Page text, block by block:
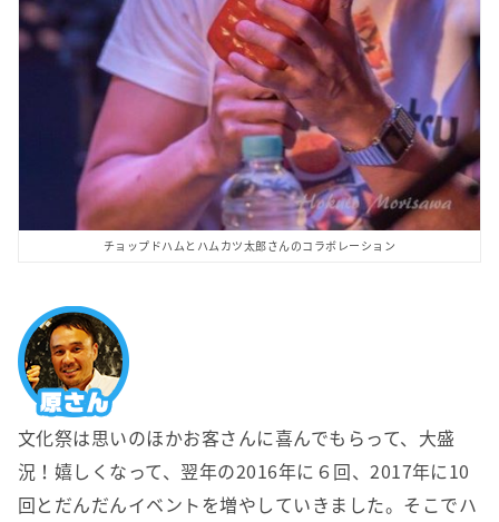
チョップドハムとハムカツ太郎さんのコラボレーション
文化祭は思いのほかお客さんに喜んでもらって、大盛
況！嬉しくなって、翌年の2016年に６回、2017年に10
回とだんだんイベントを増やしていきました。そこでハ